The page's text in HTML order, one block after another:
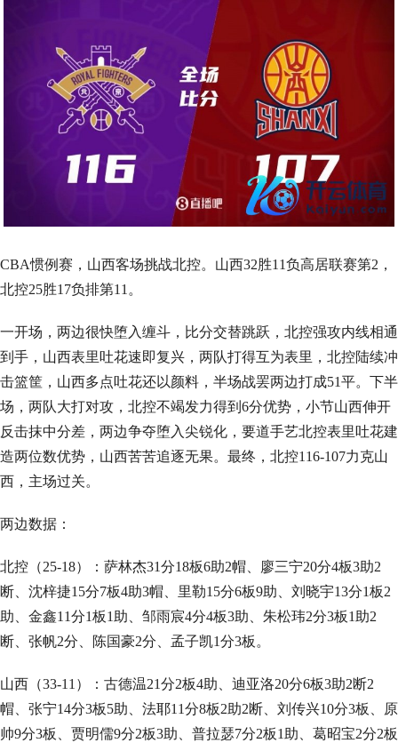
CBA惯例赛，山西客场挑战北控。山西32胜11负高居联赛第2，
北控25胜17负排第11。
一开场，两边很快堕入缠斗，比分交替跳跃，北控强攻内线相通
到手，山西表里吐花速即复兴，两队打得互为表里，北控陆续冲
击篮筐，山西多点吐花还以颜料，半场战罢两边打成51平。下半
场，两队大打对攻，北控不竭发力得到6分优势，小节山西伸开
反击抹中分差，两边争夺堕入尖锐化，要道手艺北控表里吐花建
造两位数优势，山西苦苦追逐无果。最终，北控116-107力克山
西，主场过关。
两边数据：
北控（25-18）：萨林杰31分18板6助2帽、廖三宁20分4板3助2
断、沈梓捷15分7板4助3帽、里勒15分6板9助、刘晓宇13分1板2
助、金鑫11分1板1助、邹雨宸4分4板3助、朱松玮2分3板1助2
断、张帆2分、陈国豪2分、孟子凯1分3板。
山西（33-11）：古德温21分2板4助、迪亚洛20分6板3助2断2
帽、张宁14分3板5助、法耶11分8板2助2断、刘传兴10分3板、原
帅9分3板、贾明儒9分2板3助、普拉瑟7分2板1助、葛昭宝2分2板